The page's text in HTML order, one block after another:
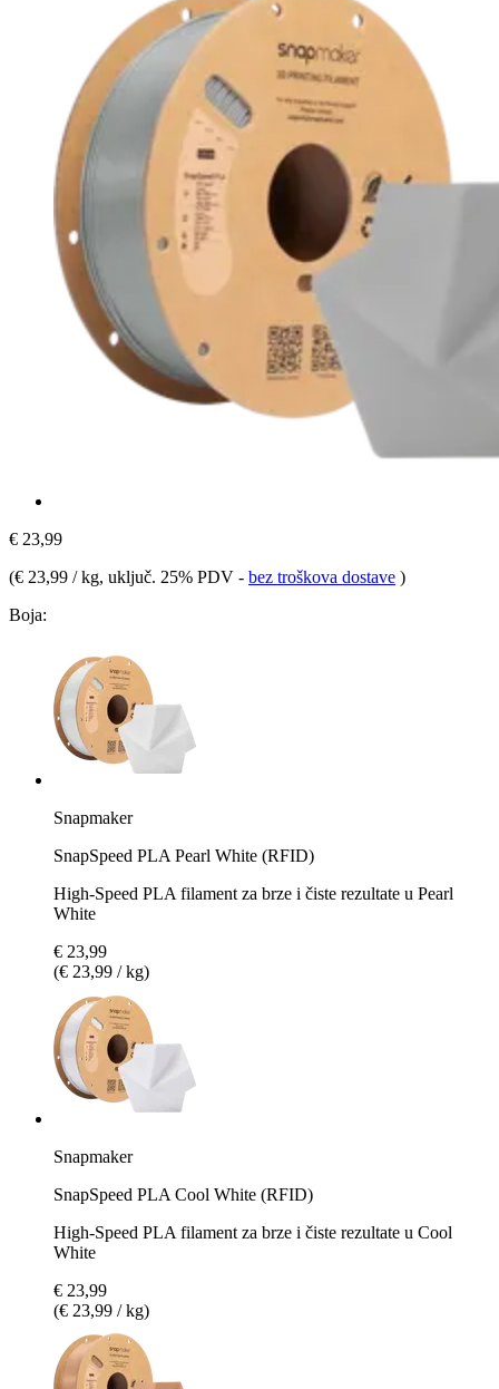
€ 23,99
(€ 23,99 / kg, uključ. 25% PDV - bez troškova dostave )
Boja:
Snapmaker
SnapSpeed PLA Pearl White (RFID)
High-Speed PLA filament za brze i čiste rezultate u Pearl
White
€ 23,99
(€ 23,99 / kg)
Snapmaker
SnapSpeed PLA Cool White (RFID)
High-Speed PLA filament za brze i čiste rezultate u Cool
White
€ 23,99
(€ 23,99 / kg)